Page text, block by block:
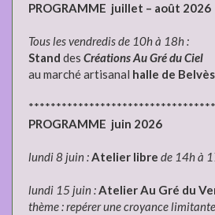
PROGRAMME juillet – août 2026
Tous les vendredis de 10h à 18h :
Stand des Créations Au Gré du Ciel
au marché artisanal halle de Belvès
PROGRAMME juin 2026
lundi 8 juin :Atelier libre de 14h à
lundi 15 juin :Atelier Au Gré du
thème : repérer une croyance